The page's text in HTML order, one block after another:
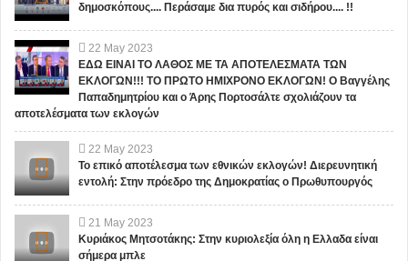
δημοσκόπους.... Περάσαμε δια πυρός και σιδήρου.... !!
22 May 2023
ΕΔΩ ΕΙΝΑΙ ΤΟ ΛΑΘΟΣ ΜΕ ΤΑ ΑΠΟΤΕΛΕΣΜΑΤΑ ΤΩΝ
ΕΚΛΟΓΩΝ!!! ΤΟ ΠΡΩΤΟ ΗΜΙΧΡΟΝΟ ΕΚΛΟΓΩΝ! Ο Βαγγέλης
Παπαδημητρίου και ο Άρης Πορτοσάλτε σχολιάζουν τα
αποτελέσματα των εκλογών
22 May 2023
Το επικό αποτέλεσμα των εθνικών εκλογών! Διερευνητική
εντολή: Στην πρόεδρο της Δημοκρατίας ο Πρωθυπουργός
21 May 2023
Κυριάκος Μητσοτάκης: Στην κυριολεξία όλη η Ελλαδα είναι
σήμερα μπλε